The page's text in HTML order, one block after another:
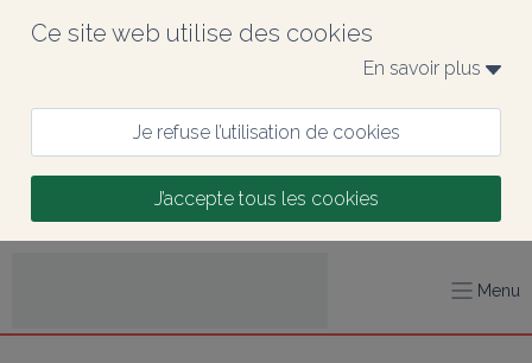
Ce site web utilise des cookies
En savoir plus
Je refuse l’utilisation de cookies
J’accepte tous les cookies
Menu